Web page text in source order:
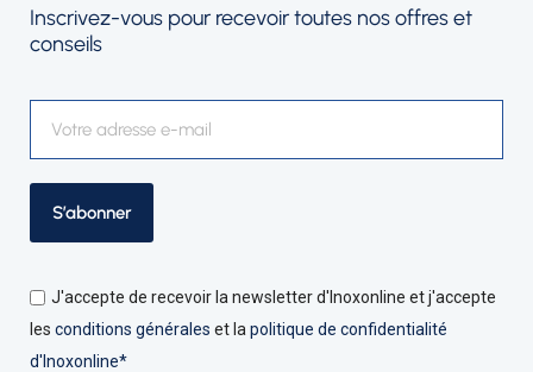
Inscrivez-vous pour recevoir toutes nos offres et
conseils
S’abonner
J'accepte de recevoir la newsletter d'Inoxonline et j'accepte
les conditions générales et la politique de confidentialité
d'Inoxonline*